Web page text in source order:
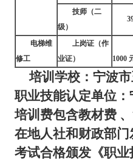
技师 （二
级）
电梯维
修工
上岗证 （作
业证）
1000
培训学校：宁波
职业技能认定单位
培训费包含教材费
在地人社和财政部
考试合格颁发《职